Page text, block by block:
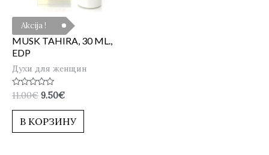
Akcija !
MUSK TAHIRA, 30 ML.,
EDP
Духи для женщин
Оценка
из
11.00€ 9.50€
В КОРЗИНУ